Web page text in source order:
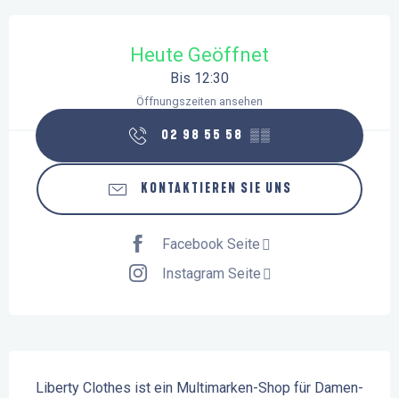
Heute Geöffnet
Bis 12:30
Öffnungszeiten ansehen
02 98 55 58 ▒▒
KONTAKTIEREN SIE UNS
Facebook Seite
Instagram Seite
Liberty Clothes ist ein Multimarken-Shop für Damen-